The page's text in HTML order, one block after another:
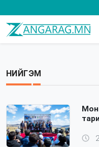
НИЙГЭМ